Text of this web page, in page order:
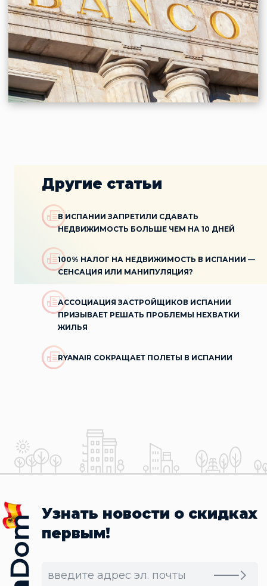
Другие статьи
В ИСПАНИИ ЗАПРЕТИЛИ СДАВАТЬ
НЕДВИЖИМОСТЬ БОЛЬШЕ ЧЕМ НА 10 ДНЕЙ
100% НАЛОГ НА НЕДВИЖИМОСТЬ В ИСПАНИИ —
СЕНСАЦИЯ ИЛИ МАНИПУЛЯЦИЯ?
АССОЦИАЦИЯ ЗАСТРОЙЩИКОВ ИСПАНИИ
ПРИЗЫВАЕТ РЕШАТЬ ПРОБЛЕМЫ НЕХВАТКИ
ЖИЛЬЯ
RYANAIR СОКРАЩАЕТ ПОЛЕТЫ В ИСПАНИИ
Узнать новости о скидках
первым!